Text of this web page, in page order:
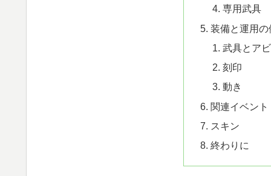
専用武具
装備と運用の
武具とア
刻印
動き
関連イベント
スキン
終わりに